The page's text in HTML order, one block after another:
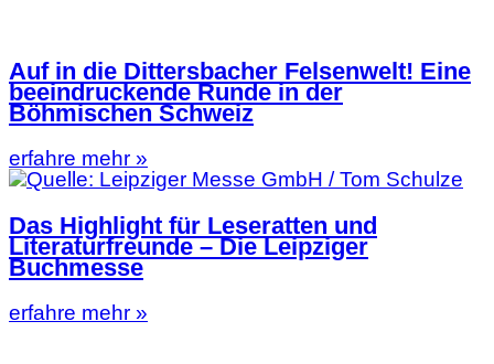
Auf in die Dittersbacher Felsenwelt! Eine
beeindruckende Runde in der
Böhmischen Schweiz
erfahre mehr »
Das Highlight für Leseratten und
Literaturfreunde – Die Leipziger
Buchmesse
erfahre mehr »